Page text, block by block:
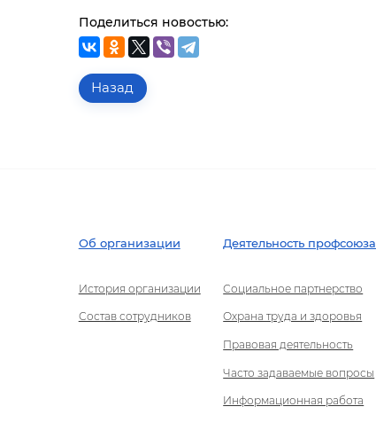
Поделиться новостью:
Назад
Об организации
История организации
Состав сотрудников
Деятельность профсоюза
Социальное партнерство
Охрана труда и здоровья
Правовая деятельность
Часто задаваемые вопросы
Информационная работа